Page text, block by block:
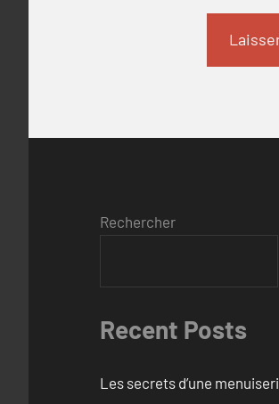
Rechercher
Recent Posts
Les secrets d’une